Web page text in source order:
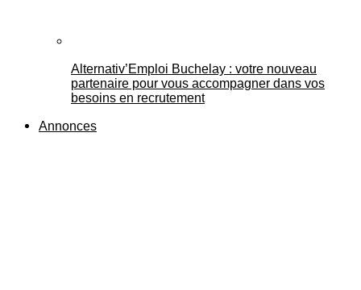
Alternativ’Emploi Buchelay : votre nouveau
partenaire pour vous accompagner dans vos
besoins en recrutement
Annonces